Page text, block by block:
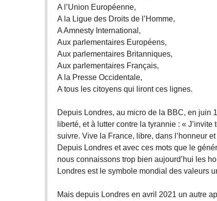
A l’Union Européenne,
A la Ligue des Droits de l’Homme,
A Amnesty International,
Aux parlementaires Européens,
Aux parlementaires Britanniques,
Aux parlementaires Français,
A la Presse Occidentale,
A tous les citoyens qui liront ces lignes.
Depuis Londres, au micro de la BBC, en juin
liberté, et à lutter contre la tyrannie : «
suivre. Vive la France, libre, dans l’honneur
Depuis Londres et avec ces mots que le
nous connaissons trop bien aujourd’hui les
Londres est le symbole mondial des valeurs
Mais depuis Londres en avril 2021 un autre